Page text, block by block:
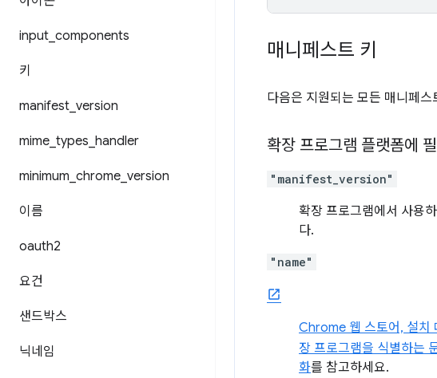
input components
키
manifest version
mime types handler
minimum chrome version
이름
oauth2
요건
샌드박스
닉네임
매니페스트 키
다음은 지원되는 모든 매니페스
확장 프로그램 플랫폼에
"manifest_version"
확장 프로그램에서 사용
다.
"name"
Chrome 웹 스토어, 설치
장 프로그램을 식별하는
화를 참고하세요.